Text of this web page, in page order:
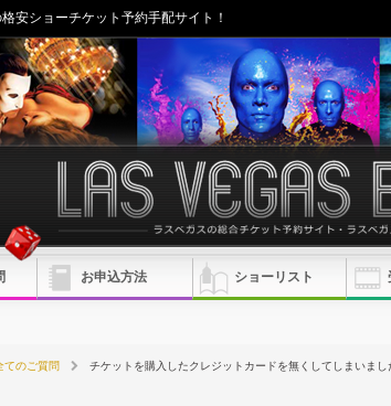
安ショーチケット予約手配サイト！
お申込方法 ショーリスト
てのご質問 チケットを購入したクレジットカードを無くしてしまいま